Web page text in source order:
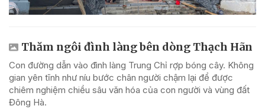
Thăm ngôi đình làng bên dòng Thạch Hãn
Con đường dẫn vào đình làng Trung Chỉ rợp bóng cây. Không
gian yên tĩnh như níu bước chân người chậm lại để được
chiêm nghiệm chiều sâu văn hóa của con người và vùng đất
Đông Hà.